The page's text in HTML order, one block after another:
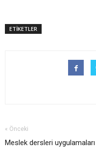
ETİKETLER
« Önceki
Meslek dersleri uygulamaları